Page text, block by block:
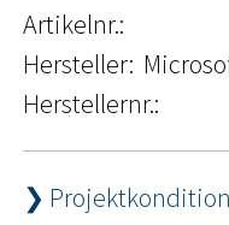
Artikelnr.:
Hersteller:
Herstellernr.:
❯